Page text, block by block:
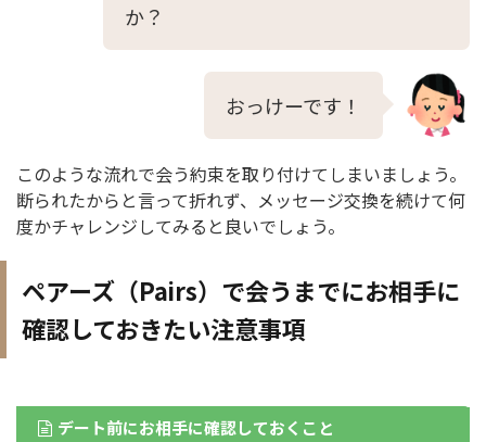
か？
おっけーです！
このような流れで会う約束を取り付けてしまいましょう。
断られたからと言って折れず、メッセージ交換を続けて何
度かチャレンジしてみると良いでしょう。
ペアーズ（Pairs）で会うまでにお相手に
確認しておきたい注意事項
デート前にお相手に確認しておくこと